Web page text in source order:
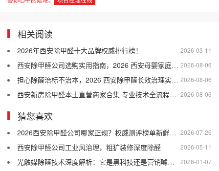
相关阅读
2026-03-11
2026年西安除甲醛十大品牌权威排行榜！
2026-08-06
西安除甲醛公司选购实用指南，2026 西安母婴家庭适配的除甲醛公司盘点
2026-08-06
担心除醛治标不治本，2026 西安除甲醛长效治理实用干货
2026-08-06
西安新房除甲醛本土直营商家合集 专业技术全流程售后口碑优选
猜您喜欢
2026-07-26
2026西安除甲醛公司哪家正规？权威测评榜单新鲜出炉
2026-05-11
西安除甲醛公司工业风治理，粗犷装修深度除醛
2026-01-07
光触媒除醛技术深度解析：它是黑科技还是营销噱头？